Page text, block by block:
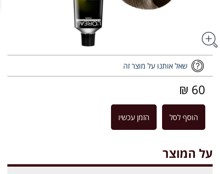
שאל אותנו על מוצר זה
60 ₪
הוסף לסל הזמן עכשיו
על המוצר